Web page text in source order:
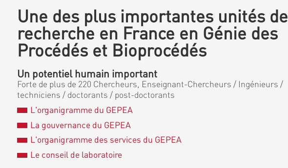
Une des plus importantes unités de
recherche en France en Génie des
Procédés et Bioprocédés
Un potentiel humain important
Forte de plus de 220 Chercheurs, Enseignant-Chercheurs / Ingénieurs /
techniciens / doctorants / post-doctorants
L'organigramme du GEPEA
La gouvernance du GEPEA
L'organigramme des services du GEPEA
Le conseil de laboratoire